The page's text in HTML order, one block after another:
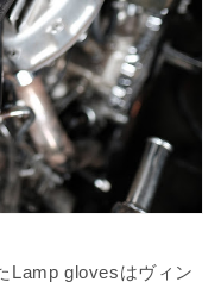
Lamp glovesはヴィン